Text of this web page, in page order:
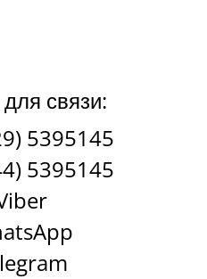
связи:
5395145
5395145